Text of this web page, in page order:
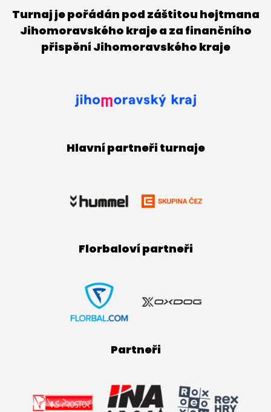
Turnaj je pořádán pod záštitou hejtmana
Jihomoravského kraje a za finančního
přispění Jihomoravského kraje
Hlavní partneři turnaje
Florbaloví partneři
Partneři